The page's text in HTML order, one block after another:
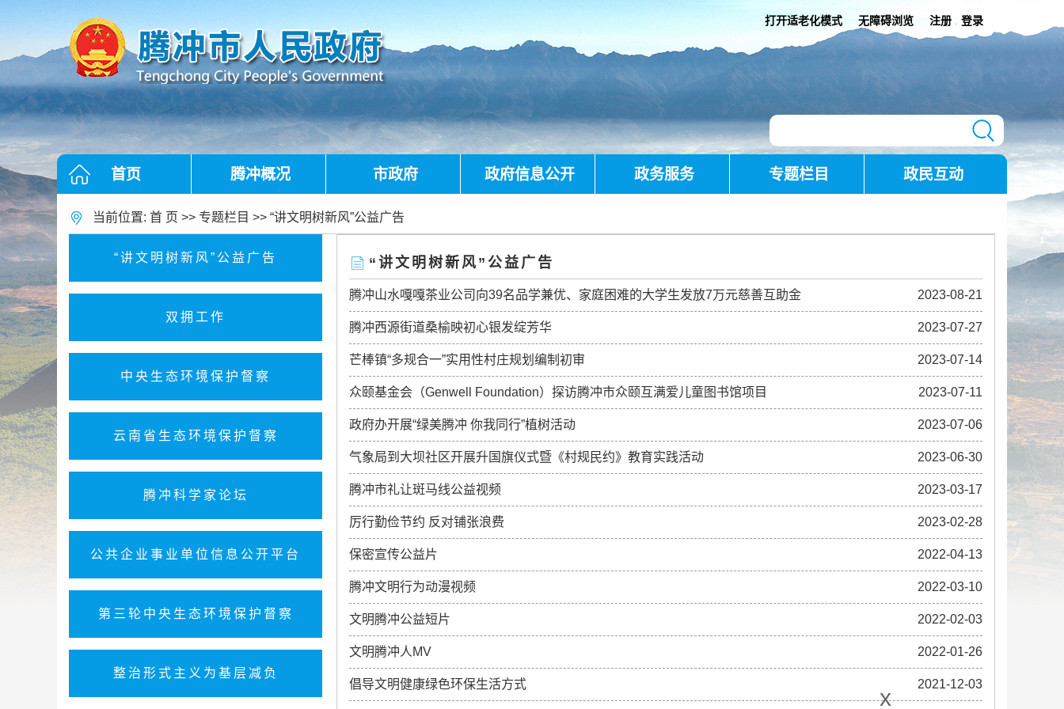
打开适老化模式 无障碍浏览 注册 登录
x
首页 腾冲概况 市政府 政府信息公开 政务服务 专题栏目 政民互动
当前位置: 首 页 >> 专题栏目 >> “讲文明树新风”公益广告
“讲文明树新风”公益广告
2023-08-21
腾冲山水嘎嘎茶业公司向39名品学兼优、家庭困难的大学生发放7万元慈善互助金
2023-07-27
腾冲西源街道桑榆映初心银发绽芳华
2023-07-14
芒棒镇“多规合一”实用性村庄规划编制初审
2023-07-11
众颐基金会（Genwell Foundation）探访腾冲市众颐互满爱儿童图书馆项目
2023-07-06
政府办开展“绿美腾冲 你我同行”植树活动
2023-06-30
气象局到大坝社区开展升国旗仪式暨《村规民约》教育实践活动
2023-03-17
腾冲市礼让斑马线公益视频
2023-02-28
厉行勤俭节约 反对铺张浪费
2022-04-13
保密宣传公益片
2022-03-10
腾冲文明行为动漫视频
2022-02-03
文明腾冲公益短片
2022-01-26
文明腾冲人MV
2021-12-03
倡导文明健康绿色环保生活方式
“讲文明树新风”公益广告
双拥工作
中央生态环境保护督察
云南省生态环境保护督察
腾冲科学家论坛
公共企业事业单位信息公开平台
第三轮中央生态环境保护督察
整治形式主义为基层减负